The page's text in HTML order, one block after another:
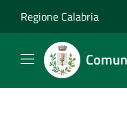
Regione Calabria